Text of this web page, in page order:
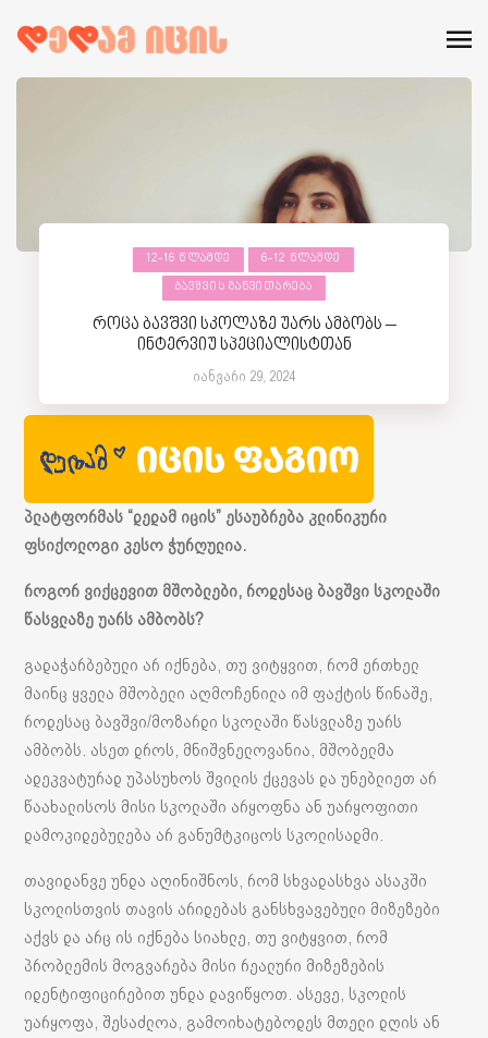
12-16 ᲬᲚᲐᲛᲓᲔ
6-12 ᲬᲚᲐᲛᲓᲔ
ᲑᲐᲕᲨᲕᲘᲡ ᲒᲐᲜᲕᲘᲗᲐᲠᲔᲑᲐ
როცა ბავშვი სკოლაზე უარს ამბობს –
ინტერვიუ სპეციალისტთან
იანვარი 29, 2024
პლატფორმას “დედამ იცის” ესაუბრება კლინიკური
ფსიქოლოგი კესო ჭურღულია.
როგორ ვიქცევით მშობლები, როდესაც ბავშვი სკოლაში
წასვლაზე უარს ამბობს?
გადაჭარბებული არ იქნება, თუ ვიტყვით, რომ ერთხელ
მაინც ყველა მშობელი აღმოჩენილა იმ ფაქტის წინაშე,
როდესაც ბავშვი/მოზარდი სკოლაში წასვლაზე უარს
ამბობს. ასეთ დროს, მნიშვნელოვანია, მშობელმა
ადეკვატურად უპასუხოს შვილის ქცევას და უნებლიეთ არ
წაახალისოს მისი სკოლაში არყოფნა ან უარყოფითი
დამოკიდებულება არ განუმტკიცოს სკოლისადმი.
თავიდანვე უნდა აღინიშნოს, რომ სხვადასხვა ასაკში
სკოლისთვის თავის არიდებას განსხვავებული მიზეზები
აქვს და არც ის იქნება სიახლე, თუ ვიტყვით, რომ
პრობლემის მოგვარება მისი რეალური მიზეზების
იდენტიფიცირებით უნდა დავიწყოთ. ასევე, სკოლის
უარყოფა, შესაძლოა, გამოიხატებოდეს მთელი დღის ან